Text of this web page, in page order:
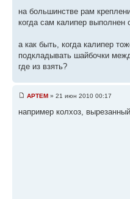
на большинстве рам
когда сам калипер выполнен
а как быть, когда калипер
подкладывать шайбочки
где из взять?
APTEM » 21 июн 2010 00:17
например колхоз,